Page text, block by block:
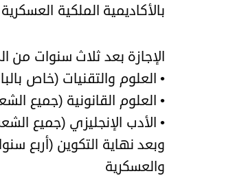
بالأكاديمية الملكية
الإجازة بعد ثلاث سنوات من
• العلوم والتقنيات (خاص
• العلوم القانونية (جميع
• الأدب الإنجليزي (جميع
وبعد نهاية التكوين (أربع
والعسكرية